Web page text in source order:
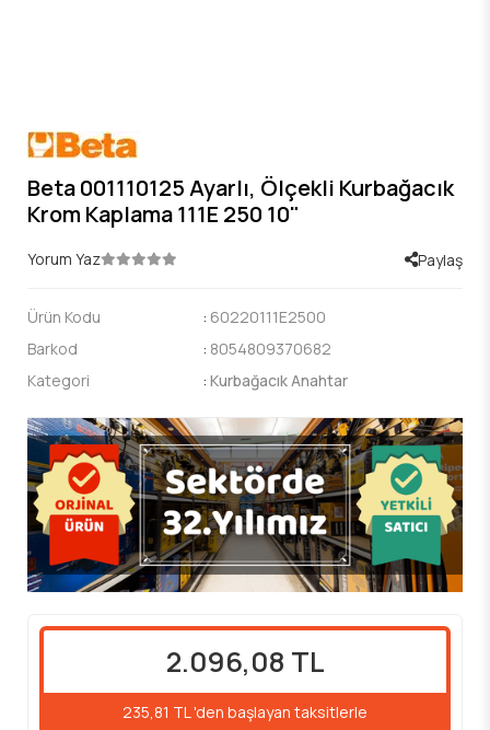
Beta 001110125 Ayarlı, Ölçekli Kurbağacık
Krom Kaplama 111E 250 10"
Yorum Yaz Paylaş
Ürün Kodu : 60220111E2500
Barkod
: 8054809370682
Kategori
: Kurbağacık Anahtar
2.096,08 TL
235,81 TL 'den başlayan taksitlerle